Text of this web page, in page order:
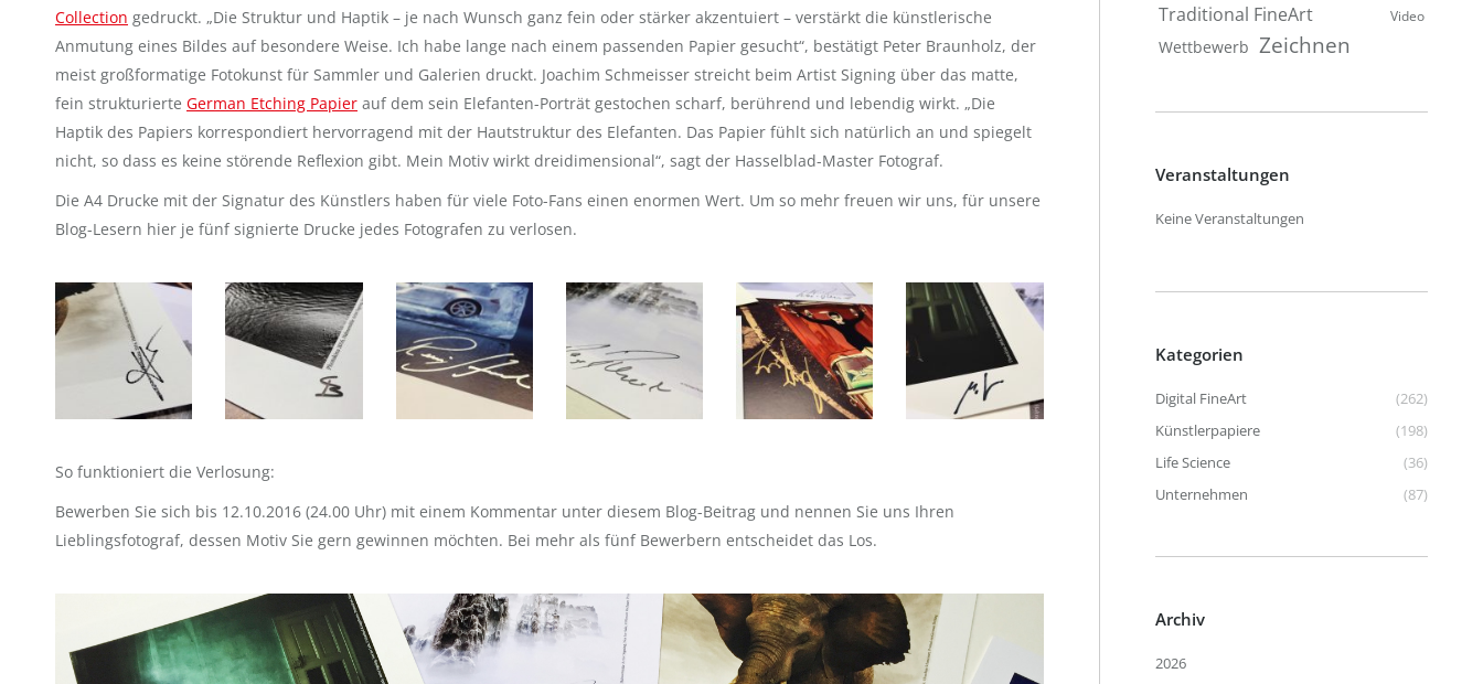
Collection gedruckt. „Die Struktur und Haptik – je nach Wunsch ganz fein oder stärker akzentuiert – verstärkt die künstlerische
Anmutung eines Bildes auf besondere Weise. Ich habe lange nach einem passenden Papier gesucht“, bestätigt Peter Braunholz, der
meist großformatige Fotokunst für Sammler und Galerien druckt. Joachim Schmeisser streicht beim Artist Signing über das matte,
fein strukturierte German Etching Papier auf dem sein Elefanten-Porträt gestochen scharf, berührend und lebendig wirkt. „Die
Haptik des Papiers korrespondiert hervorragend mit der Hautstruktur des Elefanten. Das Papier fühlt sich natürlich an und spiegelt
nicht, so dass es keine störende Reflexion gibt. Mein Motiv wirkt dreidimensional“, sagt der Hasselblad-Master Fotograf.
Die A4 Drucke mit der Signatur des Künstlers haben für viele Foto-Fans einen enormen Wert. Um so mehr freuen wir uns, für unsere
Blog-Lesern hier je fünf signierte Drucke jedes Fotografen zu verlosen.
So funktioniert die Verlosung:
Bewerben Sie sich bis 12.10.2016 (24.00 Uhr) mit einem Kommentar unter diesem Blog-Beitrag und nennen Sie uns Ihren
Lieblingsfotograf, dessen Motiv Sie gern gewinnen möchten. Bei mehr als fünf Bewerbern entscheidet das Los.
Traditional FineArt Video
Wettbewerb Zeichnen
Veranstaltungen
Keine Veranstaltungen
Kategorien
Digital FineArt
(262)
Künstlerpapiere
(198)
Life Science
(36)
Unternehmen
(87)
Archiv
2026